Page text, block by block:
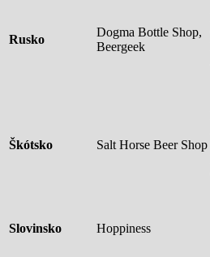
Rusko
Dogma Bottle Shop,
Beergeek
Škótsko Salt Horse Beer Shop
Slovinsko Hoppiness